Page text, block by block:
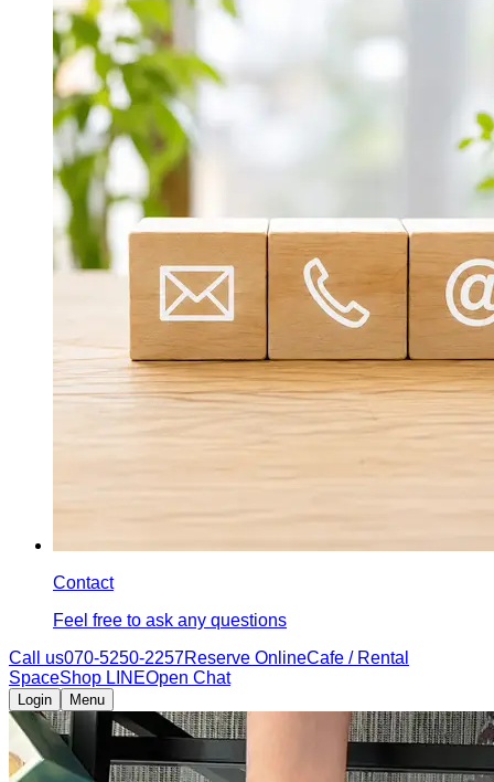
Contact
Feel free to ask any questions
Call us070-5250-2257Reserve OnlineCafe / Rental
SpaceShop LINEOpen Chat
Login Menu